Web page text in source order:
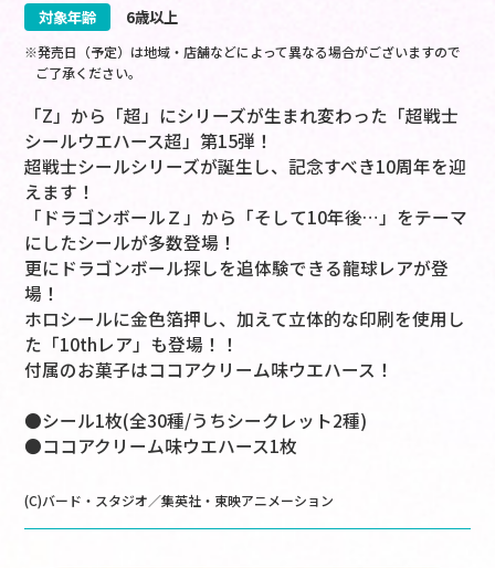
対象年齢
6歳以上
※発売日（予定）は地域・店舗などによって異なる場合がございますので
ご了承ください。
「Z」から「超」にシリーズが生まれ変わった「超戦士
シールウエハース超」第15弾！
超戦士シールシリーズが誕生し、記念すべき10周年を迎
えます！
「ドラゴンボールＺ」から「そして10年後…」をテーマ
にしたシールが多数登場！
更にドラゴンボール探しを追体験できる龍球レアが登
場！
ホロシールに金色箔押し、加えて立体的な印刷を使用し
た「10thレア」も登場！！
付属のお菓子はココアクリーム味ウエハース！
●シール1枚(全30種/うちシークレット2種)
●ココアクリーム味ウエハース1枚
(C)バード・スタジオ／集英社・東映アニメーション